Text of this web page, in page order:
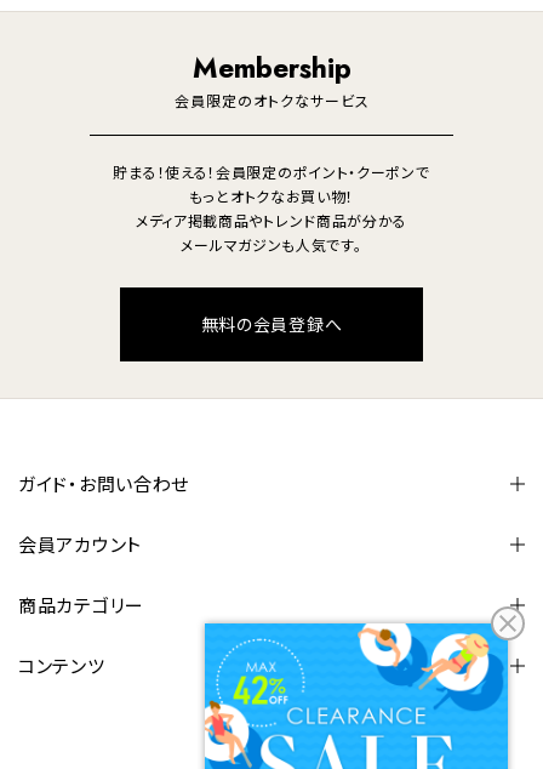
調理家電 生活家電
Membership
会員限定のオトクなサービス
貯まる！使える！会員限定のポイント・クーポンで
もっとオトクなお買い物！
メディア掲載商品やトレンド商品が分かる
メールマガジンも人気です。
無料の会員登録へ
ガイド・お問い合わせ
会員アカウント
商品カテゴリー
コンテンツ
FOLLOW US